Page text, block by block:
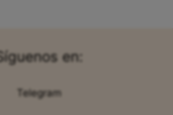
en:
Telegram